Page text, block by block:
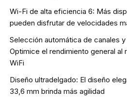
Wi-Fi de alta eficiencia 6: Más
pueden disfrutar de velocidades
Selección automática de canales
Optimice el rendimiento general al
WiFi
Diseño ultradelgado: El diseño
33,6 mm brinda más agilidad